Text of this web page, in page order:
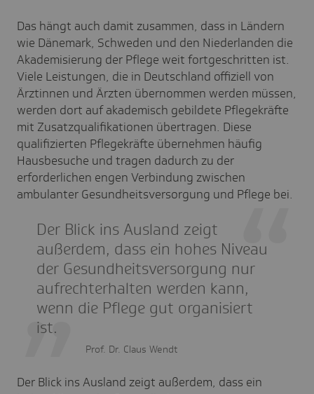
Das hängt auch damit zusammen, dass in Ländern
wie Dänemark, Schweden und den Niederlanden die
Akademisierung der Pflege weit fortgeschritten ist.
Viele Leistungen, die in Deutschland offiziell von
Ärztinnen und Ärzten übernommen werden müssen,
werden dort auf akademisch gebildete Pflegekräfte
mit Zusatzqualifikationen übertragen. Diese
qualifizierten Pflegekräfte übernehmen häufig
Hausbesuche und tragen dadurch zu der
erforderlichen engen Verbindung zwischen
ambulanter Gesundheitsversorgung und Pflege bei.
Der Blick ins Ausland zeigt
außerdem, dass ein hohes Niveau
der Gesundheitsversorgung nur
aufrechterhalten werden kann,
wenn die Pflege gut organisiert
ist.
Prof. Dr. Claus Wendt
Der Blick ins Ausland zeigt außerdem, dass ein